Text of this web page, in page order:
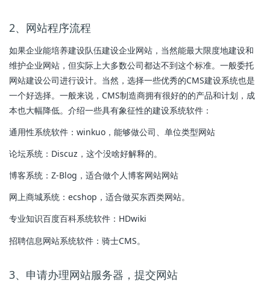
2、网站程序流程
如果企业能培养建设队伍建设企业网站，当然能最大限度地建设和
维护企业网站，但实际上大多数公司都达不到这个标准。一般委托
网站建设公司进行设计。当然，选择一些优秀的CMS建设系统也是
一个好选择。一般来说，CMS制造商拥有很好的的产品和计划，成
本也大幅降低。介绍一些具有象征性的建设系统软件：
通用性系统软件：winkuo，能够做公司、单位类型网站
论坛系统：Discuz，这个没啥好解释的。
博客系统：Z-Blog，适合做个人博客网站网站
网上商城系统：ecshop，适合做买东西类网站。
专业知识百度百科系统软件：HDwiki
招聘信息网站系统软件：骑士CMS。
3、申请办理网站服务器，提交网站